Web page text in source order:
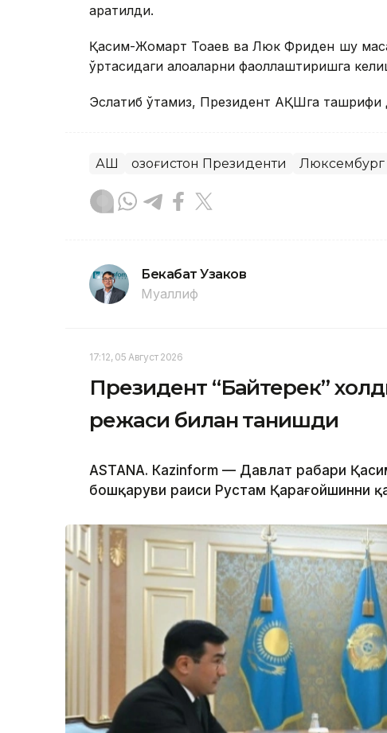
қаратилди.
Қасим-Жомарт Тоқаев ва Люк Фриден шу
ўртасидаги алоқаларни фаоллаштиришга
Эслатиб ўтамиз, Президент АҚШга ташрифи
АҚШ Қозоғистон Президенти Люксембург
Бекабат Узаков
Муаллиф
17:12, 05 Август 2026
Президент “Байтерек”
режаси билан танишди
ASTANА. Каzinform — Давлат раҳбари
бошқаруви раиси Рустам Қарағойшинни